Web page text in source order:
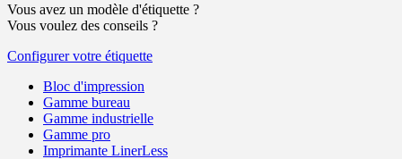
Vous avez un modèle d'étiquette ?
Vous voulez des conseils ?
Configurer votre étiquette
Bloc d'impression
Gamme bureau
Gamme industrielle
Gamme pro
Imprimante LinerLess